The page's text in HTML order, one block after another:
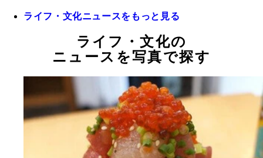
ライフ・文化ニュースをもっと見る
ライフ・文化の
ニュースを写真で探す